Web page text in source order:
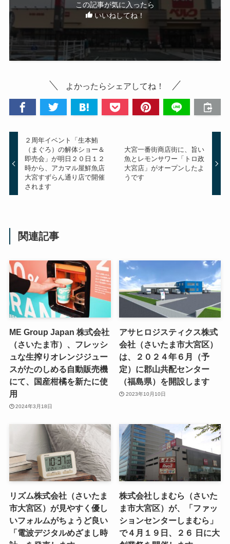
この記事が気に入ったら
いいねしてね！
よかったらシェアしてね！
２周年イベント「生本鮪
（まぐろ）の解体ショー＆
即売会」が明日２０日１２
時から、アカマル屋鮮魚店
大宮すずらん通り店で開催
されます
大宮一番街商店街に、旨い
魚とレモンサワー「トロ政
大宮店」がオープンしたよ
うです
関連記事
ME Group Japan 株式会社
（さいたま市）、フレッシ
ュな生搾りオレンジジュー
スがたのしめる自動販売機
にて、国産柑橘を新たに使
用
2024年3月18日
アサヒロジスティクス株式
会社（さいたま市大宮区）
は、２０２４年６月（予
定）に郡山共配センター
（福島県）を開設します
2023年10月10日
リズム株式会社（さいたま
市大宮区）が見やすく優し
いフォルムがちょうど良い
「電波デジタルめざまし時
株式会社しまむら（さいた
ま市大宮区）が、「ファッ
ションセンターしまむら」
で４月１９日、２６ 日に大